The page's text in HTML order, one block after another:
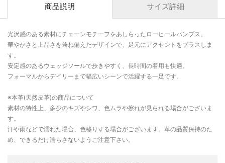
商品説明 サイズ詳細
光沢感のある素材にチェーンモチーフをあしらったローヒールパンプス。
華やかさと上品さを兼ね備えたデザインで、足元にアクセントをプラスしま
す。
安定感のあるウェッジソールで歩きやすく、長時間の着用も快適。
フォーマルからデイリーまで幅広いシーンで活躍する一足です。
※本革(天然皮革)の商品について
素材の特性上、多少のキズやシワ、色ムラや擦れが見られる場合がございま
す。
汗や雨などで濡れた場合、色移りする場合がございます。革の品質保持のた
め、できるだけ濡らさないようご注意下さい。